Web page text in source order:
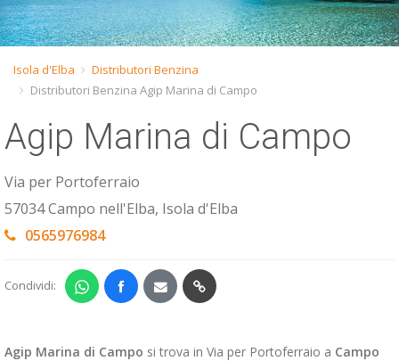
FRA
DAN
ESP
Isola d'Elba
Distributori Benzina
Distributori Benzina Agip Marina di Campo
Agip Marina di Campo
Via per Portoferraio
57034 Campo nell'Elba, Isola d'Elba
0565976984
Condividi:
Agip Marina di Campo si trova in Via per Portoferraio a Campo